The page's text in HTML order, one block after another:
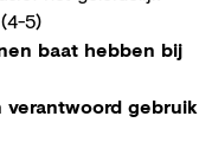
5)
baat hebben bij
gebruik